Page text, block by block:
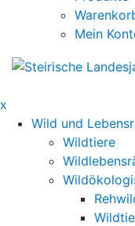
Mein
x
Wild und
Wildtiere